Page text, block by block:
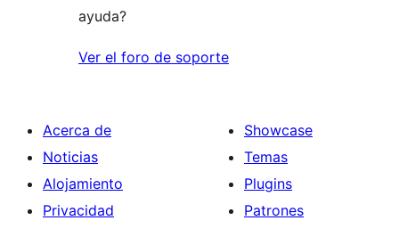
ayuda?
Ver el foro de soporte
Acerca de
Noticias
Alojamiento
Privacidad
Showcase
Temas
Plugins
Patrones